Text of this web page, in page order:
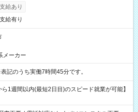
給あり
給有り
メーカー
～16:45 ※表記のうち実働7時間45分です。
1週間以内(最短2日目)のスピード就業が可能】